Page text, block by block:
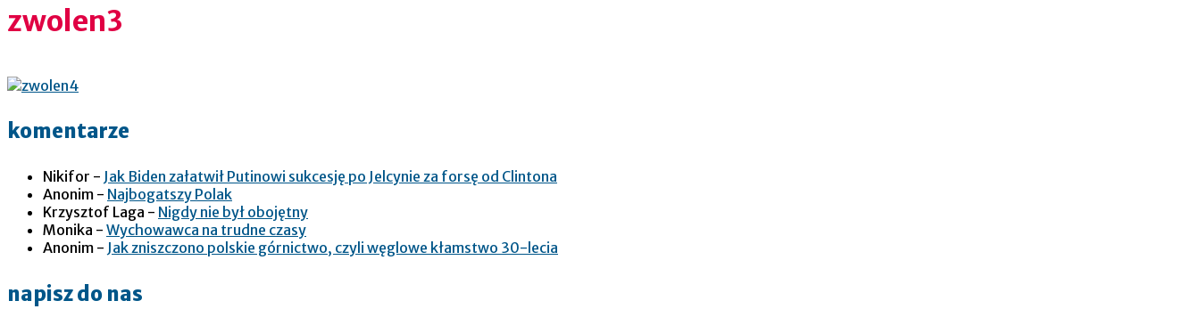
zwolen3
komentarze
Nikifor - Jak Biden załatwił Putinowi sukcesję po Jelcynie za forsę od Clintona
Anonim - Najbogatszy Polak
Krzysztof Laga - Nigdy nie był obojętny
Monika - Wychowawca na trudne czasy
Anonim - Jak zniszczono polskie górnictwo, czyli węglowe kłamstwo 30-lecia
napisz do nas